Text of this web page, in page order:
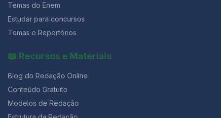
relação à endometriose, analise as assertivas abaixo: I.
Na ausência de tratamento precoce, a endometriose
evolui para doença profunda, assim, aumentando a
sua morbidade. II. O uso dos progestagênios de forma
crescimento endometrial. Portanto, com a consequente
pélvica. III. O uso de análogos do GnRH no tratamento
da endometriose induz a uma pseudomenopausa com
submetidas à fertilização in vitro (FIV) têm menores
Temas do Enem
Estudar para concursos
Temas e Repertórios
📖 Recursos e Materiais
Blog do Redação Online
Conteúdo Gratuito
Modelos de Redação